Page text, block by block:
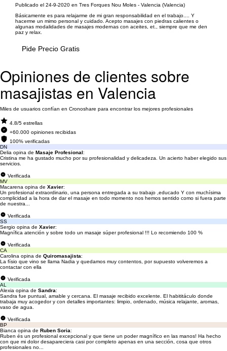
Publicado el 24-9-2020 en Tres Forques Nou Moles - Valencia (Valencia)
Básicamente es para relajarme de mi gran responsabilidad en el trabajo.... Y
hacerme un mimo personal y cuidado. Acepto masajes con piedras calientes o
algunas modalidades de masajes modernas con aceites, et., siempre que me den
paz y relax.
Pide Precio Gratis
Opiniones de clientes sobre
masajistas en Valencia
Miles de usuarios confían en Cronoshare para encontrar los mejores profesionales
4.8/5 estrellas
+60.000 opiniones recibidas
100% verificadas
DN
Delia opina de Masaje Profesional:
Cristina me ha gustado mucho por su profesionalidad y delicadeza. Un acierto haber elegido sus
servicios.
Verificada
MV
Macarena opina de Xavier:
Un profesional extraordinario, una persona entregada a su trabajo ,educado Y con muchísima
complicidad a la hora de dar el masaje en todo momento nos hemos sentido como si fuera parte
de nuestra...
Verificada
SS
Sergio opina de Xavier:
Magnífica atención y sobre todo un masaje súper profesional !!! Lo recomiendo 100 %
Verificada
CA
Carolina opina de Quiromasajista:
La físio que vino se llama Nadia y quedamos muy contentos, por supuesto volveremos a
contactar con ella
Verificada
AL
Alexia opina de Sandra:
Sandra fue puntual, amable y cercana. El masaje recibido excelente. El habititáculo donde
trabaja muy acogedor y con detalles importantes: limpio, ordenado, música relajante, aromas,
vaso de agua.
Verificada
BP
Bianca opina de Ruben Soria:
Ruben és un profesional excepcional y que tiene un poder magnífico en las manos! Ha hecho
con que mi dolor desapareciera casi por completo apenas en una sección, cosa que otros
profesionales no...